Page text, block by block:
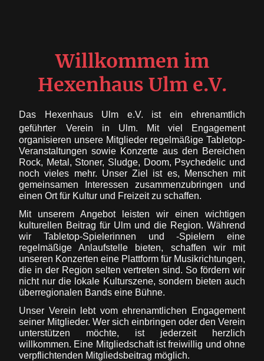
Willkommen im
Hexenhaus Ulm e.V.
Das Hexenhaus Ulm e.V. ist ein ehrenamtlich
geführter
Verein in Ulm. Mit viel Engagement
organisieren unsere Mitglieder regelmäßige Tabletop-
Veranstaltungen sowie Konzerte aus den Bereichen
Rock, Metal, Stoner, Sludge, Doom, Psychedelic und
noch vieles mehr. Unser Ziel ist es, Menschen mit
gemeinsamen Interessen zusammenzubringen und
einen Ort für Kultur und Freizeit zu schaffen.
Mit unserem Angebot leisten wir einen wichtigen
kulturellen Beitrag für Ulm und die Region. Während
wir Tabletop-Spielerinnen und -Spielern eine
regelmäßige Anlaufstelle bieten, schaffen wir mit
unseren Konzerten eine Plattform für Musikrichtungen,
die in der Region selten vertreten sind. So fördern wir
nicht nur die lokale Kulturszene, sondern bieten auch
überregionalen Bands eine Bühne.
Unser Verein lebt vom ehrenamtlichen Engagement
seiner Mitglieder. Wer sich einbringen oder den Verein
unterstützen möchte, ist jederzeit herzlich
willkommen. Eine Mitgliedschaft ist freiwillig und ohne
verpflichtenden Mitgliedsbeitrag möglich.